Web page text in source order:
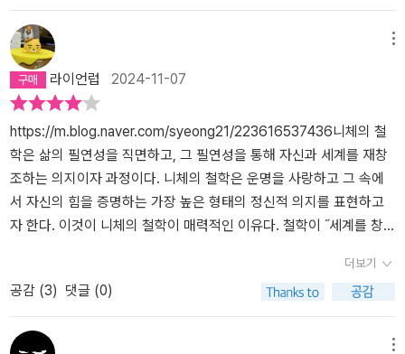
차례 거듭 세심하게 귀를 기울여야 겨우 들릴까 말까 한 몹시도 낯설
고 난해한 음악처럼 느껴질 수밖에 없다. 어쨌든 '정선된 귀'를 갖기란
여간 힘든 일이 아니니 말이다. '미래 철학의 서곡'이라는 부제가 붙은
이 책은 사실 '오랜 구상'을 거쳐 나온 작품이다. 니체는『차라투스트
라는 이렇게 말했다』를 출간한 이후 '다음 단계에 올라서는 자신의 새
로운 철학'을 기술하려는 열망을 마침내 실행에 옮길 작정이었다. 그
작업을 수행하기 위해 그는 한동안『인간적인 너무나 인간적인』을 근
본적으로 다시 바꾸어 쓰려는 마음도 지니고 있었다. 그러다가 그 계
획을 포기하고 완전히 새로운 작품을 쓰게 되는데 그게 바로 이 책이
다. 그렇다고 해서 이 책에 담긴 내용들이 모두 한꺼번에, 말하자면 니
니다. 이 책의 제4장인 <잠언과 간주곡>은 이미『차라투스트라』가 씌
어지기도 전에 미리 쓰여졌다. 어떤 내용들은 소위 '가치전도 시기의
노트'에 쓰여진 단상들이 여럿 포함되어 있기도 하다. 대체적으로 보
면 이 책은 '가치전도와 새로운 철학의 구상 시기'에 쓴 노트와 단상들
가진 국가의 정책은 선이되고 그에 대항해서 투쟁하는 민중들의 요구
는 악으로 폄하되는 세상에서 무엇이 선이고 무엇이 악인지 이 책을
통해 분명한 통찰력을 얻을 수 있으리라 생각한다.
라이언럽 2024-11-07
https://m.blog.naver.com/syeong21/223616537436니체의 철
학은 삶의 필연성을 직면하고, 그 필연성을 통해 자신과 세계를 재창
조하는 의지이자 과정이다. 니체의 철학은 운명을 사랑하고 그 속에
서 자신의 힘을 증명하는 가장 높은 형태의 정신적 의지를 표현하고
자 한다. 이것이 니체의 철학이 매력적인 이유다. 철학이 ˝세계를 창
을 긍정하고, 자신을 극복하는 과정을 보여준다. 니체의 철학을 통해
나는 삶의 필연성을 창조적 에너지로 전환하고, 운명을 사랑함으로써
더 강하고 자유로운 존재로 나아가는 방법을 배울 수 있다고 생각한
다. 그래서 니체가 학부 시절의 나를 사로잡았던 것 같다. 어떠한 자기
더보기
공감 (3) 댓글 (0)